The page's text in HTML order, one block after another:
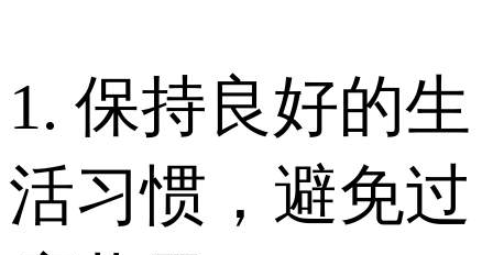
1. 保持良好的生
活习惯，避免过